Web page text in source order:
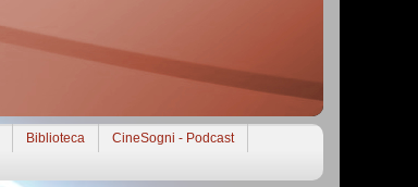
Biblioteca
CineSogni - Podcast